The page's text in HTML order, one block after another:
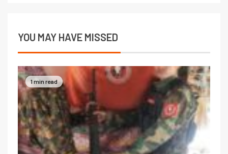
YOU MAY HAVE MISSED
1 min read